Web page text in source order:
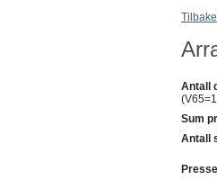
Antall
Sum
Antall